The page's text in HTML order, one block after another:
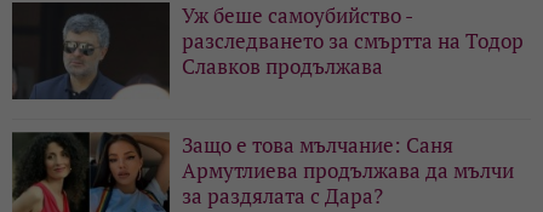
Уж беше самоубийство -
разследването за смъртта на Тодор
Славков продължава
Защо е това мълчание: Саня
Армутлиева продължава да мълчи
за раздялата с Дара?